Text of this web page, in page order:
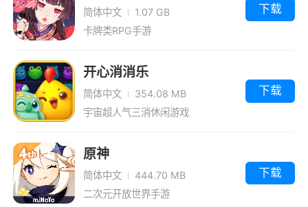
简体中文
1.07 GB
卡牌类RPG手游
下载
开心消消乐
简体中文
354.08 MB
宇宙超人气三消休闲游戏
下载
原神
简体中文
444.70 MB
二次元开放世界手游
下载